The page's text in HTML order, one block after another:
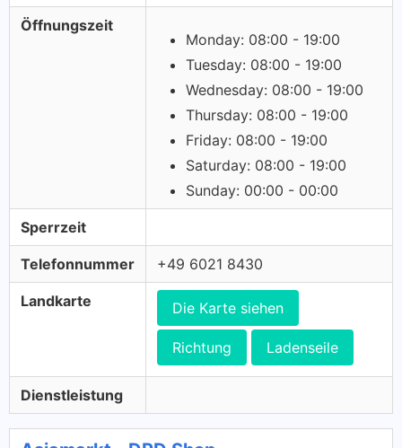
Öffnungszeit
Monday: 08:00 - 19:00
Tuesday: 08:00 - 19:00
Wednesday: 08:00 - 19:00
Thursday: 08:00 - 19:00
Friday: 08:00 - 19:00
Saturday: 08:00 - 19:00
Sunday: 00:00 - 00:00
Sperrzeit
Telefonnummer +49 6021 8430
Landkarte Die Karte siehen
Richtung Ladenseile
Dienstleistung